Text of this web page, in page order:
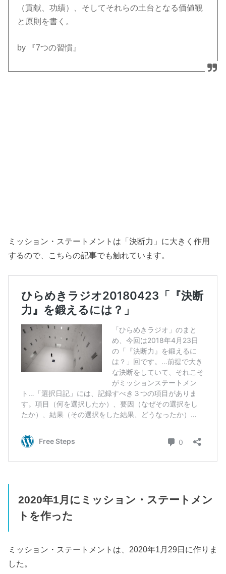
（貢献、功績）、そしてそれらの土台となる価値観
と原則を書く。
by 『7つの習慣』
ミッション・ステートメントは「決断力」に大きく作用
するので、こちらの記事でも触れています。
2020年1月にミッション・ステートメン
トを作った
ミッション・ステートメントは、2020年1月29日に作りま
した。